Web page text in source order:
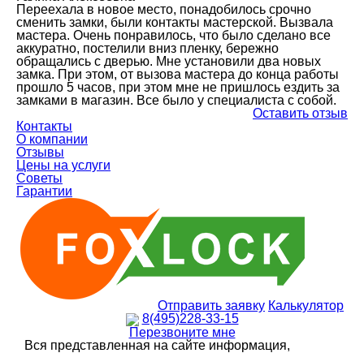
Переехала в новое место, понадобилось срочно
сменить замки, были контакты мастерской. Вызвала
мастера. Очень понравилось, что было сделано все
аккуратно, постелили вниз пленку, бережно
обращались с дверью. Мне установили два новых
замка. При этом, от вызова мастера до конца работы
прошло 5 часов, при этом мне не пришлось ездить за
замками в магазин. Все было у специалиста с собой.
Оставить отзыв
Контакты
О компании
Отзывы
Цены на услуги
Советы
Гарантии
Отправить заявку Калькулятор
8(495)228-33-15
Перезвоните мне
Вся представленная на сайте информация,